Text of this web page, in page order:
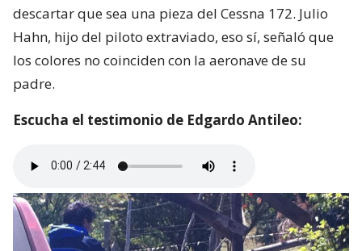
descartar que sea una pieza del Cessna 172. Julio
Hahn, hijo del piloto extraviado, eso sí, señaló que
los colores no coinciden con la aeronave de su
padre.
Escucha el testimonio de Edgardo Antileo: